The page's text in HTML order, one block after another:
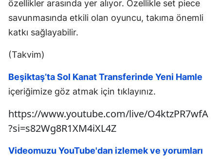
özellikler arasında yer alıyor. Özellikle set piece
savunmasında etkili olan oyuncu, takıma önemli
katkı sağlayabilir.
(Takvim)
Beşiktaş’ta Sol Kanat Transferinde Yeni Hamle
içeriğimize göz atmak için tıklayınız.
https://www.youtube.com/live/O4ktzPR7wfA
?si=s82Wg8R1XM4iXL4Z
Videomuzu YouTube'dan izlemek ve yorumları